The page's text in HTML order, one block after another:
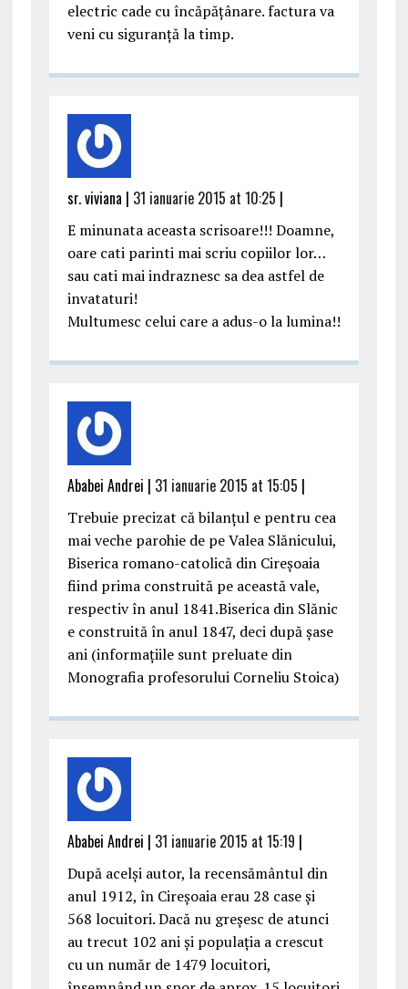
electric cade cu încăpățânare. factura va
veni cu siguranță la timp.
sr. viviana | 31 ianuarie 2015 at 10:25 |
E minunata aceasta scrisoare!!! Doamne,
oare cati parinti mai scriu copiilor lor…
sau cati mai indraznesc sa dea astfel de
invataturi!
Multumesc celui care a adus-o la lumina!!
Ababei Andrei | 31 ianuarie 2015 at 15:05 |
Trebuie precizat că bilanțul e pentru cea
mai veche parohie de pe Valea Slănicului,
Biserica romano-catolică din Cireșoaia
fiind prima construită pe această vale,
respectiv în anul 1841.Biserica din Slănic
e construită în anul 1847, deci după șase
ani (informațiile sunt preluate din
Monografia profesorului Corneliu Stoica)
Ababei Andrei | 31 ianuarie 2015 at 15:19 |
După acelși autor, la recensământul din
anul 1912, în Cireșoaia erau 28 case și
568 locuitori. Dacă nu greșesc de atunci
au trecut 102 ani și populația a crescut
cu un număr de 1479 locuitori,